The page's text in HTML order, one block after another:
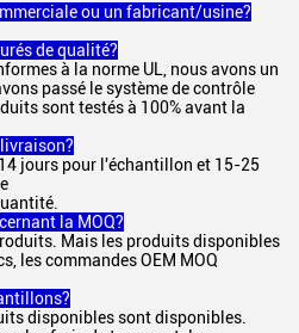
ou un fabricant/usine?
de qualité?
à la norme UL, nous avons un
passé le système de contrôle
sont testés à 100% avant la
jours pour l'échantillon et 15-25
la MOQ?
Mais les produits disponibles
les commandes OEM MOQ
disponibles sont disponibles.